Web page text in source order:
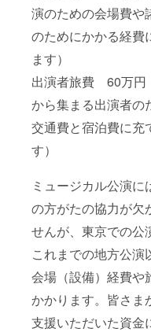
演のための会場費や
のためにかかる経費
ます）
出演者旅費 60万円
から集まる出演者の
交通費と宿泊費に充
す）
ミュージカル公演に
の方がたの協力が欠
せんが、東京での公
これまでの地方公演
会場（設備）経費や
かかります。皆さま
支援いただいた資金